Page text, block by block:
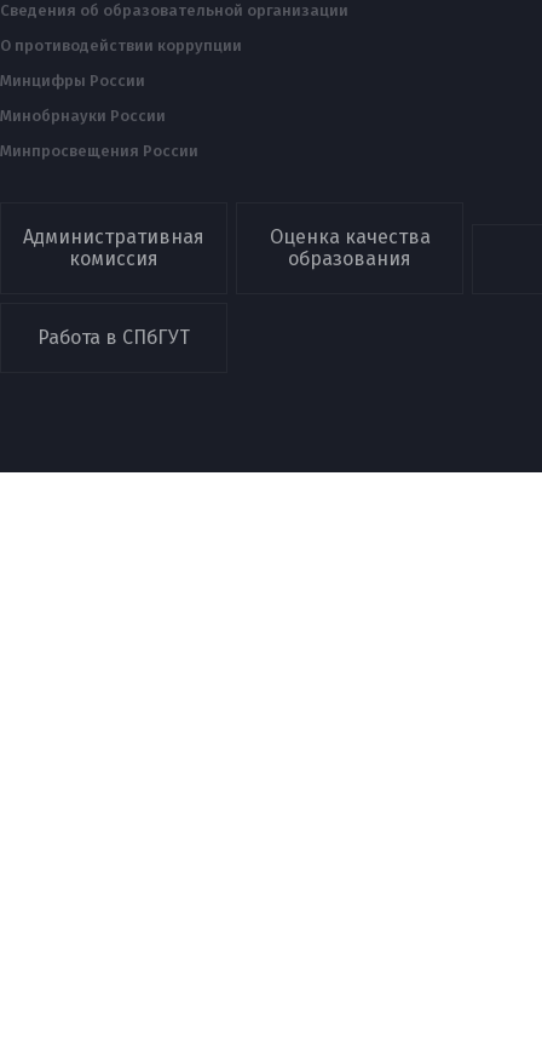
Сведения об образовательной организации
О противодействии коррупции
Минцифры России
Минобрнауки России
Минпросвещения России
Административная
комиссия
Оценка качества
образования
Работа в СПбГУТ